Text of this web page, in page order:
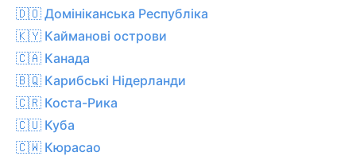
🇩🇴 Домініканська Республіка
🇰🇾 Кайманові острови
🇨🇦 Канада
🇧🇶 Карибські Нідерланди
🇨🇷 Коста-Рика
🇨🇺 Куба
🇨🇼 Кюрасао